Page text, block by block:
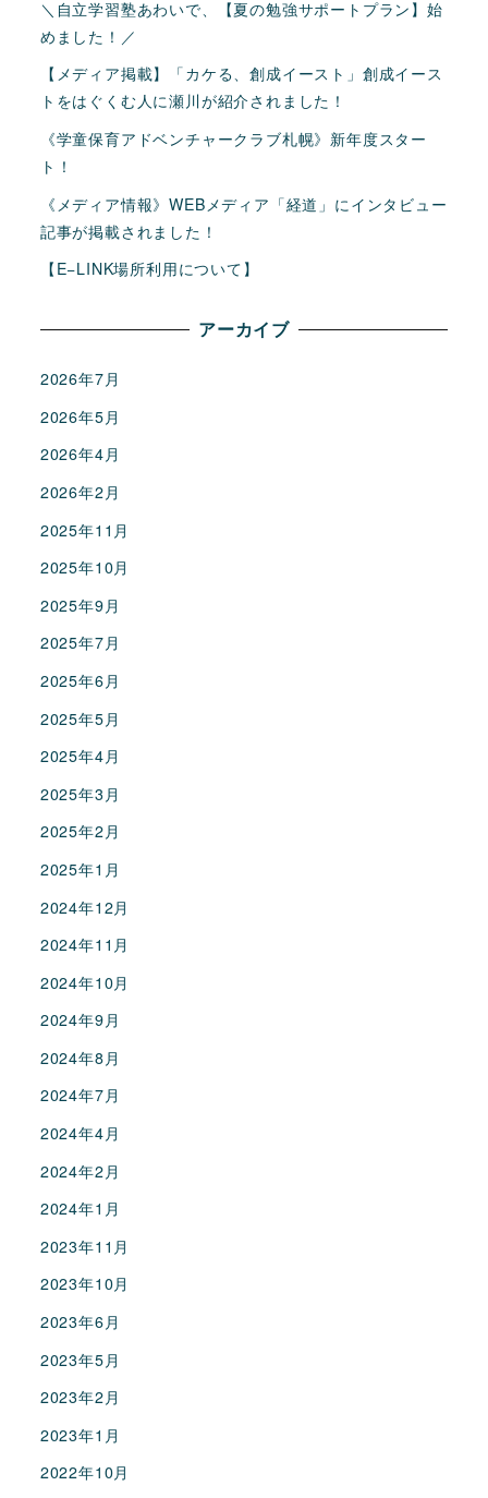
＼自立学習塾あわいで、【夏の勉強サポートプラン】始
めました！／
【メディア掲載】「カケる、創成イースト」創成イース
トをはぐくむ人に瀬川が紹介されました！
《学童保育アドベンチャークラブ札幌》新年度スター
ト！
《メディア情報》WEBメディア「経道」にインタビュー
記事が掲載されました！
【E−LINK場所利用について】
アーカイブ
2026年7月
2026年5月
2026年4月
2026年2月
2025年11月
2025年10月
2025年9月
2025年7月
2025年6月
2025年5月
2025年4月
2025年3月
2025年2月
2025年1月
2024年12月
2024年11月
2024年10月
2024年9月
2024年8月
2024年7月
2024年4月
2024年2月
2024年1月
2023年11月
2023年10月
2023年6月
2023年5月
2023年2月
2023年1月
2022年10月